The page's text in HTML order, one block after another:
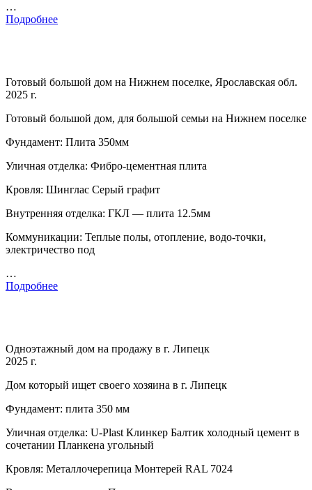
…
Подробнее
Готовый большой дом на Нижнем поселке, Ярославская обл.
2025 г.
Готовый большой дом, для большой семьи на Нижнем поселке
Фундамент: Плита 350мм
Уличная отделка: Фибро-цементная плита
Кровля: Шинглас Серый графит
Внутренняя отделка: ГКЛ — плита 12.5мм
Коммуникации: Теплые полы, отопление, водо-точки,
электричество под
…
Подробнее
Одноэтажный дом на продажу в г. Липецк
2025 г.
Дом который ищет своего хозяина в г. Липецк
Фундамент: плита 350 мм
Уличная отделка: U-Plast Клинкер Балтик холодный цемент в
сочетании Планкена угольный
Кровля: Металлочерепица Монтерей RAL 7024